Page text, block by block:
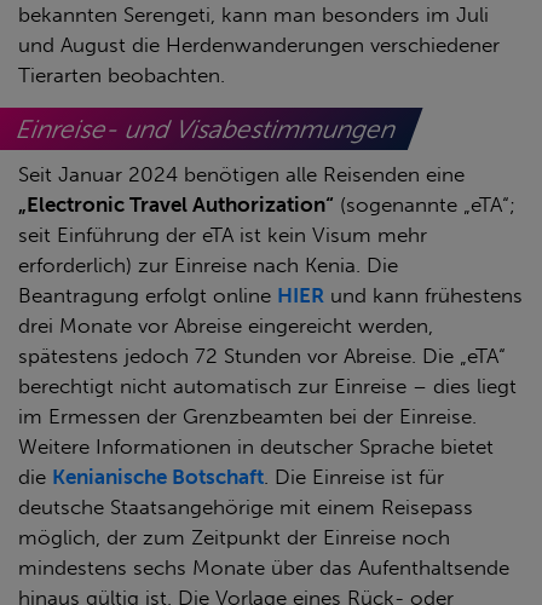
bekannten Serengeti, kann man besonders im Juli
und August die Herdenwanderungen verschiedener
Tierarten beobachten.
Einreise- und Visabestimmungen
Seit Januar 2024 benötigen alle Reisenden eine
„Electronic Travel Authorization“ (sogenannte „eTA“;
seit Einführung der eTA ist kein Visum mehr
erforderlich) zur Einreise nach Kenia. Die
Beantragung erfolgt online HIER und kann frühestens
drei Monate vor Abreise eingereicht werden,
spätestens jedoch 72 Stunden vor Abreise. Die „eTA“
berechtigt nicht automatisch zur Einreise – dies liegt
im Ermessen der Grenzbeamten bei der Einreise.
Weitere Informationen in deutscher Sprache bietet
die Kenianische Botschaft . Die Einreise ist für
deutsche Staatsangehörige mit einem Reisepass
möglich, der zum Zeitpunkt der Einreise noch
mindestens sechs Monate über das Aufenthaltsende
hinaus gültig ist. Die Vorlage eines Rück- oder